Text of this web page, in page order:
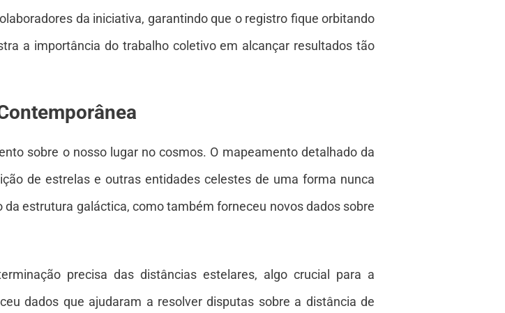
da iniciativa, garantindo que o registro fique orbitando
a importância do trabalho coletivo em alcançar resultados tão
sobre o nosso lugar no cosmos. O mapeamento detalhado da
de estrelas e outras entidades celestes de uma forma nunca
estrutura galáctica, como também forneceu novos dados sobre
precisa das distâncias estelares, algo crucial para a
dados que ajudaram a resolver disputas sobre a distância de